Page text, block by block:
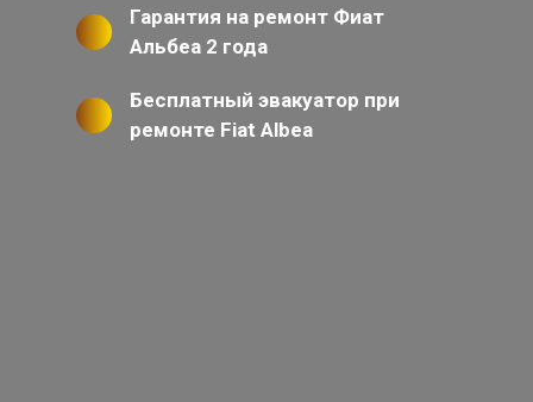
Гарантия на ремонт Фиат
Альбеа 2 года
Бесплатный эвакуатор при
ремонте Fiat Albea